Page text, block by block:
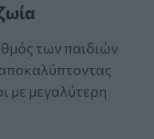
των παιδιών
με μεγαλύτερη